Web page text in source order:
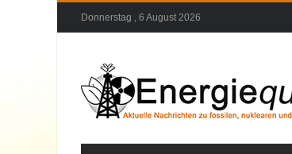
Donnerstag , 6 August 2026